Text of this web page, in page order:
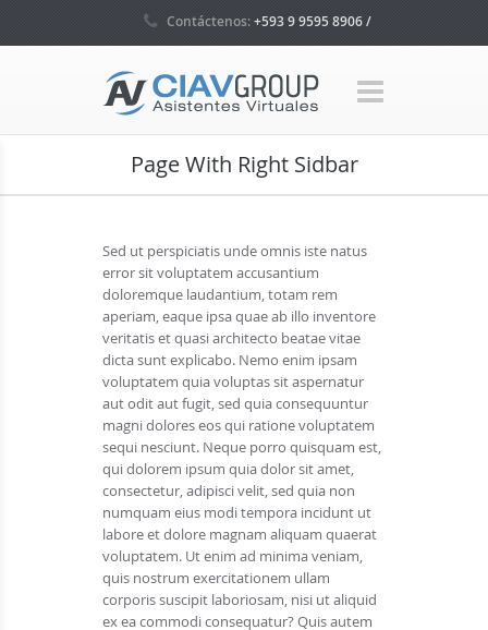
Contáctenos:+593 9 9595 8906 /
Page With Right Sidbar
Sed ut perspiciatis unde omnis iste natus
error sit voluptatem accusantium
doloremque laudantium, totam rem
aperiam, eaque ipsa quae ab illo inventore
veritatis et quasi architecto beatae vitae
dicta sunt explicabo. Nemo enim ipsam
voluptatem quia voluptas sit aspernatur
aut odit aut fugit, sed quia consequuntur
magni dolores eos qui ratione voluptatem
sequi nesciunt. Neque porro quisquam est,
qui dolorem ipsum quia dolor sit amet,
consectetur, adipisci velit, sed quia non
numquam eius modi tempora incidunt ut
labore et dolore magnam aliquam quaerat
voluptatem. Ut enim ad minima veniam,
quis nostrum exercitationem ullam
corporis suscipit laboriosam, nisi ut aliquid
ex ea commodi consequatur? Quis autem